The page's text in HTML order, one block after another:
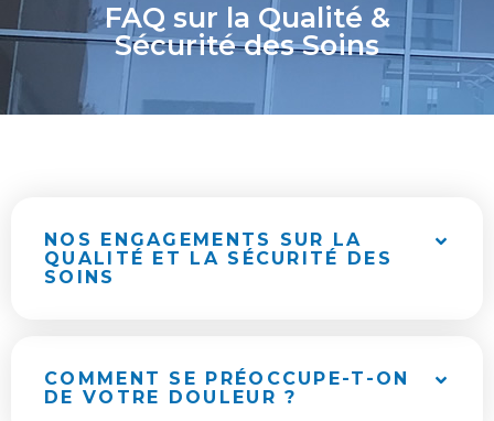
FAQ sur la Qualité &
Sécurité des Soins
NOS ENGAGEMENTS SUR LA
QUALITÉ ET LA SÉCURITÉ DES
SOINS
COMMENT SE PRÉOCCUPE-T-ON
DE VOTRE DOULEUR ?